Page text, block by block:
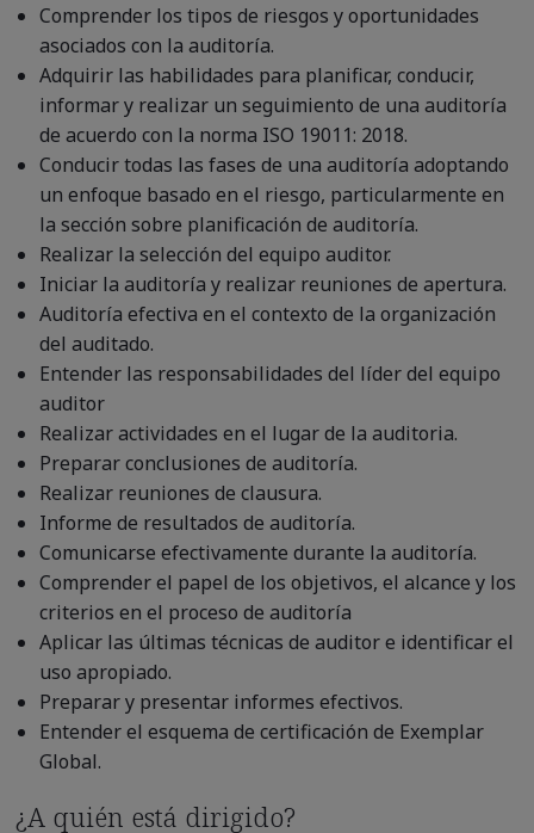
Comprender los tipos de riesgos y oportunidades
asociados con la auditoría.
Adquirir las habilidades para planificar, conducir,
informar y realizar un seguimiento de una auditoría
de acuerdo con la norma ISO 19011: 2018.
Conducir todas las fases de una auditoría adoptando
un enfoque basado en el riesgo, particularmente en
la sección sobre planificación de auditoría.
Realizar la selección del equipo auditor.
Iniciar la auditoría y realizar reuniones de apertura.
Auditoría efectiva en el contexto de la organización
del auditado.
Entender las responsabilidades del líder del equipo
auditor
Realizar actividades en el lugar de la auditoria.
Preparar conclusiones de auditoría.
Realizar reuniones de clausura.
Informe de resultados de auditoría.
Comunicarse efectivamente durante la auditoría.
Comprender el papel de los objetivos, el alcance y los
criterios en el proceso de auditoría
Aplicar las últimas técnicas de auditor e identificar el
uso apropiado.
Preparar y presentar informes efectivos.
Entender el esquema de certificación de Exemplar
Global.
¿A quién está dirigido?